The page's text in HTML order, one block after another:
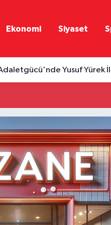
Ekonomi Siyaset
Yusuf Yürek